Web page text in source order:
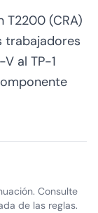
T2200 (CRA)
trabajadores
al TP-1
Consulte
de las reglas.